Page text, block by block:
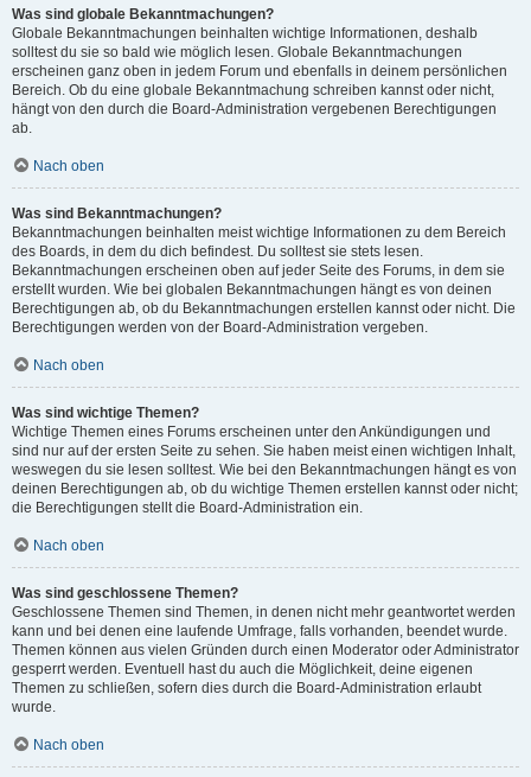
Was sind globale Bekanntmachungen?
Globale Bekanntmachungen beinhalten wichtige Informationen, deshalb
solltest du sie so bald wie möglich lesen. Globale Bekanntmachungen
erscheinen ganz oben in jedem Forum und ebenfalls in deinem persönlichen
Bereich. Ob du eine globale Bekanntmachung schreiben kannst oder nicht,
hängt von den durch die Board-Administration vergebenen Berechtigungen
ab.
Nach oben
Was sind Bekanntmachungen?
Bekanntmachungen beinhalten meist wichtige Informationen zu dem Bereich
des Boards, in dem du dich befindest. Du solltest sie stets lesen.
Bekanntmachungen erscheinen oben auf jeder Seite des Forums, in dem sie
erstellt wurden. Wie bei globalen Bekanntmachungen hängt es von deinen
Berechtigungen ab, ob du Bekanntmachungen erstellen kannst oder nicht. Die
Berechtigungen werden von der Board-Administration vergeben.
Nach oben
Was sind wichtige Themen?
Wichtige Themen eines Forums erscheinen unter den Ankündigungen und
sind nur auf der ersten Seite zu sehen. Sie haben meist einen wichtigen Inhalt,
weswegen du sie lesen solltest. Wie bei den Bekanntmachungen hängt es von
deinen Berechtigungen ab, ob du wichtige Themen erstellen kannst oder nicht;
die Berechtigungen stellt die Board-Administration ein.
Nach oben
Was sind geschlossene Themen?
Geschlossene Themen sind Themen, in denen nicht mehr geantwortet werden
kann und bei denen eine laufende Umfrage, falls vorhanden, beendet wurde.
Themen können aus vielen Gründen durch einen Moderator oder Administrator
gesperrt werden. Eventuell hast du auch die Möglichkeit, deine eigenen
Themen zu schließen, sofern dies durch die Board-Administration erlaubt
wurde.
Nach oben